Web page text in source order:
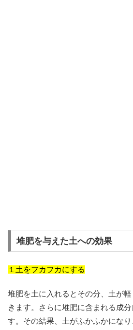
堆肥を与えた土への効果
１土をフカフカにする
堆肥を土に入れるとその分、土が
きます。さらに堆肥に含まれる成
す。その結果、土がふかふかにな